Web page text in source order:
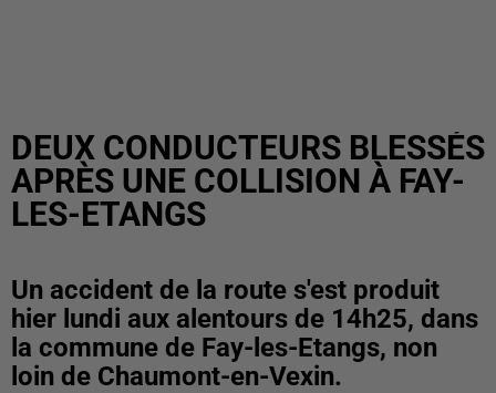
DEUX CONDUCTEURS BLESSÉS
APRÈS UNE COLLISION À FAY-
LES-ETANGS
Un accident de la route s'est produit
hier lundi aux alentours de 14h25, dans
la commune de Fay-les-Etangs, non
loin de Chaumont-en-Vexin.